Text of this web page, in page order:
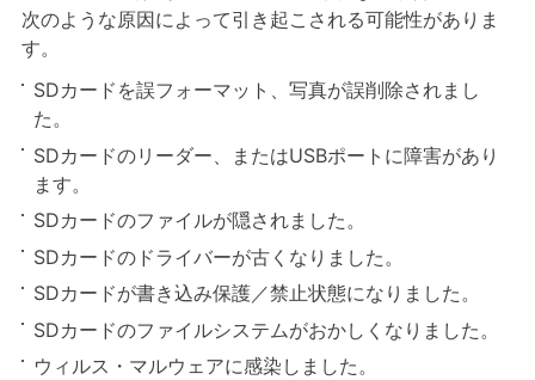
次のような原因によって引き起こされる可能性がありま
す。
SDカードを誤フォーマット、写真が誤削除されまし
た。
SDカードのリーダー、またはUSBポートに障害があり
ます。
SDカードのファイルが隠されました。
SDカードのドライバーが古くなりました。
SDカードが書き込み保護／禁止状態になりました。
SDカードのファイルシステムがおかしくなりました。
ウィルス・マルウェアに感染しました。